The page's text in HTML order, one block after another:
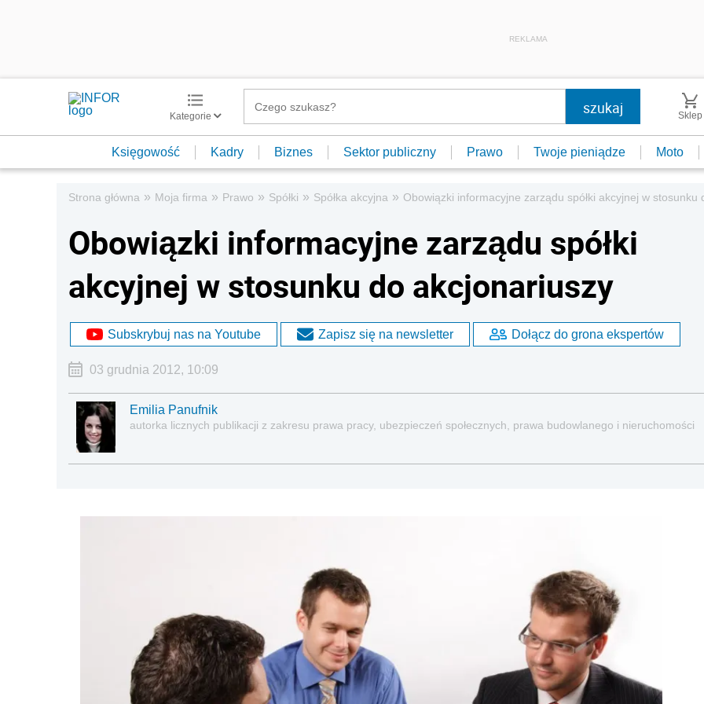
REKLAMA
Kategorie Sklep
Księgowość Kadry Biznes Sektor publiczny Prawo Twoje pieniądze Moto
Strona główna » Moja firma » Prawo » Spółki » Spółka akcyjna » Obowiązki informacyjne zarządu spółki akcyjnej w stosunku
Obowiązki informacyjne zarządu spółki
akcyjnej w stosunku do akcjonariuszy
Subskrybuj nas na Youtube Zapisz się na newsletter Dołącz do grona ekspertów
03 grudnia 2012, 10:09
Emilia Panufnik
autorka licznych publikacji z zakresu prawa pracy, ubezpieczeń społecznych, prawa budowlanego i nieruchomości